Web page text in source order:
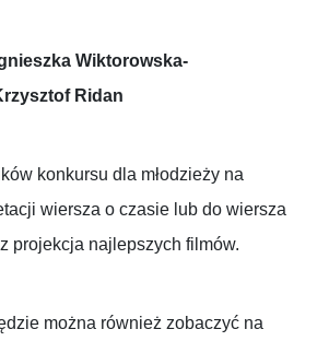
Wiktorowska-
Ridan
konkursu dla młodzieży na
wiersza o czasie lub do wiersza
projekcja najlepszych filmów.
można również zobaczyć na